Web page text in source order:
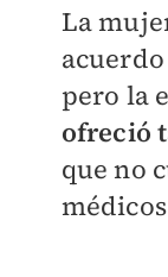
La
pero la
ofreció
que no